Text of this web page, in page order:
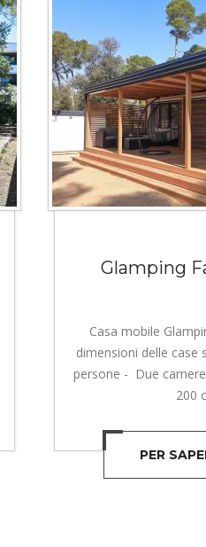
Glamping
Casa mobile
dimensioni delle case
persone - Due
200
PER